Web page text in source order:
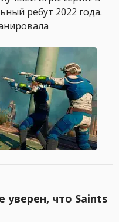
ребут 2022 года.
уверен, что Saints